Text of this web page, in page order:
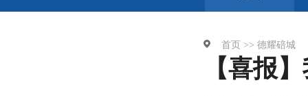
首页 >> 德耀碚城
【喜报